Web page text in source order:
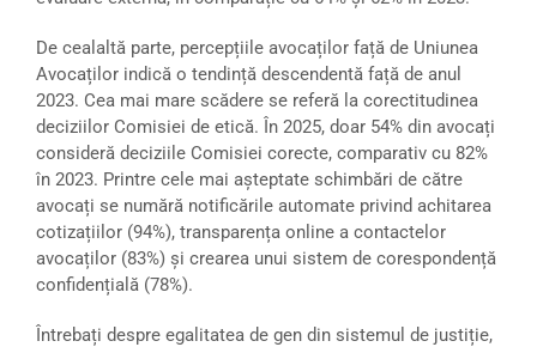
De cealaltă parte, percepțiile avocaților față de Uniunea
Avocaților indică o tendință descendentă față de anul
2023. Cea mai mare scădere se referă la corectitudinea
deciziilor Comisiei de etică. În 2025, doar 54% din avocați
consideră deciziile Comisiei corecte, comparativ cu 82%
în 2023. Printre cele mai așteptate schimbări de către
avocați se numără notificările automate privind achitarea
cotizațiilor (94%), transparența online a contactelor
avocaților (83%) și crearea unui sistem de corespondență
confidențială (78%).
Întrebați despre egalitatea de gen din sistemul de justiție,